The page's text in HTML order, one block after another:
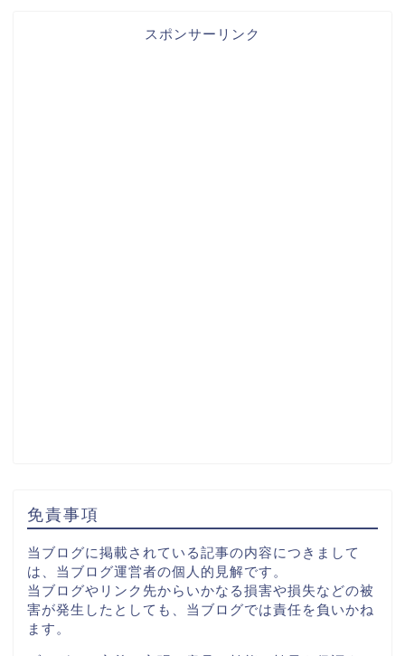
スポンサーリンク
免責事項
当ブログに掲載されている記事の内容につきまして
は、当ブログ運営者の個人的見解です。
当ブログやリンク先からいかなる損害や損失などの被
害が発生したとしても、当ブログでは責任を負いかね
ます。